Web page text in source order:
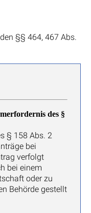
§§ 464, 467 Abs.
des §
§ 158 Abs. 2
bei
verfolgt
bei einem
oder zu
Behörde gestellt